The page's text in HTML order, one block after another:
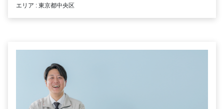
エリア : 東京都中央区